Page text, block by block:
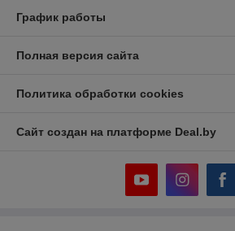
График работы
Полная версия сайта
Политика обработки cookies
Сайт создан на платформе Deal.by